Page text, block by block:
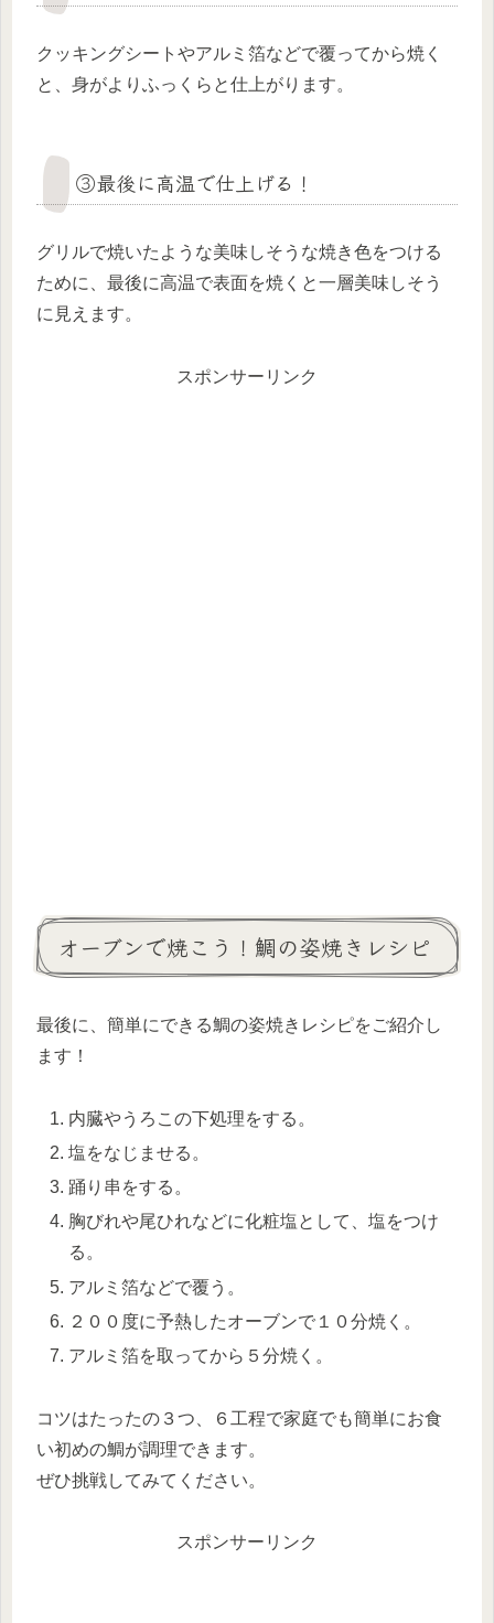
クッキングシートやアルミ箔などで覆ってから焼く
と、身がよりふっくらと仕上がります。
③最後に高温で仕上げる！
グリルで焼いたような美味しそうな焼き色をつける
ために、最後に高温で表面を焼くと一層美味しそう
に見えます。
スポンサーリンク
オーブンで焼こう！鯛の姿焼きレシピ
最後に、簡単にできる鯛の姿焼きレシピをご紹介し
ます！
内臓やうろこの下処理をする。
塩をなじませる。
踊り串をする。
胸びれや尾ひれなどに化粧塩として、塩をつけ
る。
アルミ箔などで覆う。
２００度に予熱したオーブンで１０分焼く。
アルミ箔を取ってから５分焼く。
コツはたったの３つ、６工程で家庭でも簡単にお食
い初めの鯛が調理できます。
ぜひ挑戦してみてください。
スポンサーリンク